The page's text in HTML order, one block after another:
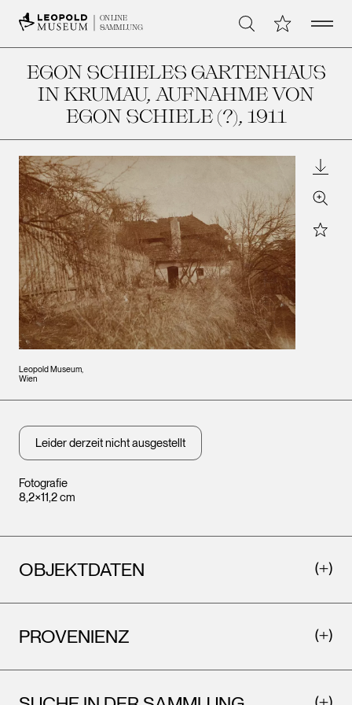
ONLINE
SAMMLUNG
Suche Meine Open
EGON SCHIELES GARTENHAUS
IN KRUMAU, AUFNAHME VON
EGON SCHIELE (?), 1911
Leopold Museum,
Wien
Zoom
Star
Fotografie
8,2×11,2 cm
Leider derzeit nicht ausgestellt
OBJEKTDATEN
PROVENIENZ